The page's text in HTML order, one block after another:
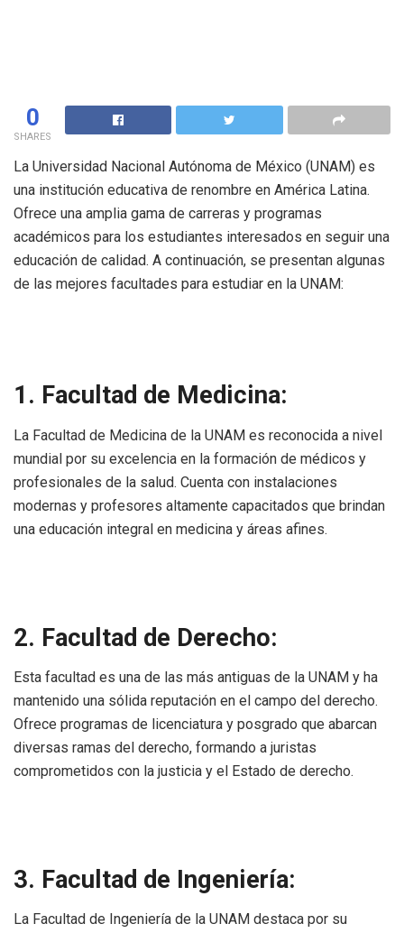
0
SHARES
La Universidad Nacional Autónoma de México (UNAM) es
una institución educativa de renombre en América Latina.
Ofrece una amplia gama de carreras y programas
académicos para los estudiantes interesados en seguir una
educación de calidad. A continuación, se presentan algunas
de las mejores facultades para estudiar en la UNAM:
1. Facultad de Medicina:
La Facultad de Medicina de la UNAM es reconocida a nivel
mundial por su excelencia en la formación de médicos y
profesionales de la salud. Cuenta con instalaciones
modernas y profesores altamente capacitados que brindan
una educación integral en medicina y áreas afines.
2. Facultad de Derecho:
Esta facultad es una de las más antiguas de la UNAM y ha
mantenido una sólida reputación en el campo del derecho.
Ofrece programas de licenciatura y posgrado que abarcan
diversas ramas del derecho, formando a juristas
comprometidos con la justicia y el Estado de derecho.
3. Facultad de Ingeniería:
La Facultad de Ingeniería de la UNAM destaca por su